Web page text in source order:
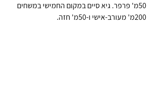
50מ' פרפר. גיא סיים במקום החמישי במשחים
200מ' מעורב-אישי ו-50מ' חזה.